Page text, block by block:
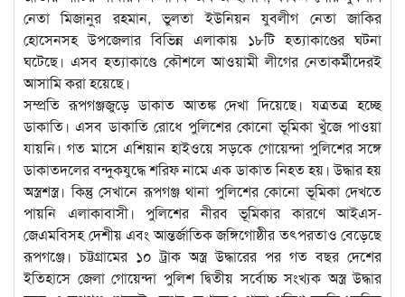
নেতা মিজানুর রহমান, ভুলতা ইউনিয়ন যুবলীগ নেতা জাকির
হোসেনসহ উপজেলার বিভিন্ন এলাকায় ১৮টি হত্যাকাণ্ডের ঘটনা
ঘটেছে। এসব হত্যাকাণ্ডে কৌশলে আওয়ামী লীগের নেতাকর্মীদেরই
আসামি করা হয়েছে।
সম্প্রতি রূপগঞ্জজুড়ে ডাকাত আতঙ্ক দেখা দিয়েছে। যত্রতত্র হচ্ছে
ডাকাতি। এসব ডাকাতি রোধে পুলিশের কোনো ভূমিকা খুঁজে পাওয়া
যায়নি। গত মাসে এশিয়ান হাইওয়ে সড়কে গোয়েন্দা পুলিশের সঙ্গে
ডাকাতদলের বন্দুকযুদ্ধে শরিফ নামে এক ডাকাত নিহত হয়। উদ্ধার হয়
অস্ত্রশস্ত্র। কিন্তু সেখানে রূপগঞ্জ থানা পুলিশের কোনো ভূমিকা দেখতে
পায়নি এলাকাবাসী। পুলিশের নীরব ভূমিকার কারণে আইএস-
জেএমবিসহ দেশীয় এবং আন্তর্জাতিক জঙ্গিগোষ্ঠীর তৎপরতাও বেড়েছে
রূপগঞ্জে। চট্টগ্রামের ১০ ট্রাক অস্ত্র উদ্ধারের পর গত বছর দেশের
ইতিহাসে জেলা গোয়েন্দা পুলিশ দ্বিতীয় সর্বোচ্চ সংখ্যক অস্ত্র উদ্ধার